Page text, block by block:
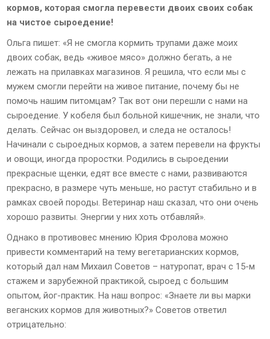
кормов, которая смогла перевести двоих своих собак
на чистое сыроедение!
Ольга пишет: «Я не смогла кормить трупами даже моих
двоих собак, ведь «живое мясо» должно бегать, а не
лежать на прилавках магазинов. Я решила, что если мы с
мужем смогли перейти на живое питание, почему бы не
помочь нашим питомцам? Так вот они перешли с нами на
сыроедение. У кобеля был больной кишечник, не знали, что
делать. Сейчас он выздоровел, и следа не осталось!
Начинали с сыроедных кормов, а затем перевели на фрукты
и овощи, иногда проростки. Родились в сыроедении
прекрасные щенки, едят все вместе с нами, развиваются
прекрасно, в размере чуть меньше, но растут стабильно и в
рамках своей породы. Ветеринар наш сказал, что они очень
хорошо развиты. Энергии у них хоть отбавляй».
Однако в противовес мнению Юрия Фролова можно
привести комментарий на тему вегетарианских кормов,
который дал нам Михаил Советов – натуропат, врач с 15-м
стажем и зарубежной практикой, сыроед с большим
опытом, йог-практик. На наш вопрос: «Знаете ли вы марки
веганских кормов для животных?» Советов ответил
отрицательно: